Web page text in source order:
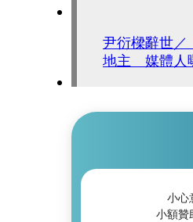
尹衍樑辭世／
地主 媒體人
小心
小額贊